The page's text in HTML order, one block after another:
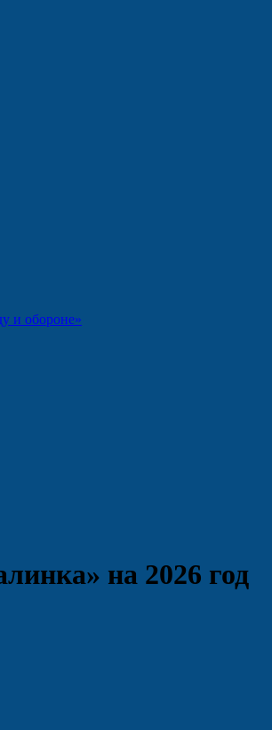
и обороне»
на 2026 год